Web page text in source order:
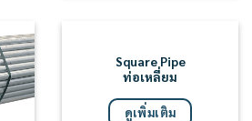
Square Pipe
ท่อเหลี่ยม
ดูเพิ่มเติม